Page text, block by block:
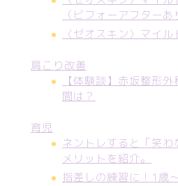
（ビフォーアフターあ
〈ゼオスキン〉マイ
肩こり改善
【体験談】赤坂整形
間は？
育児
ネントレすると「笑
メリットを紹介。
指差しの練習に！1歳